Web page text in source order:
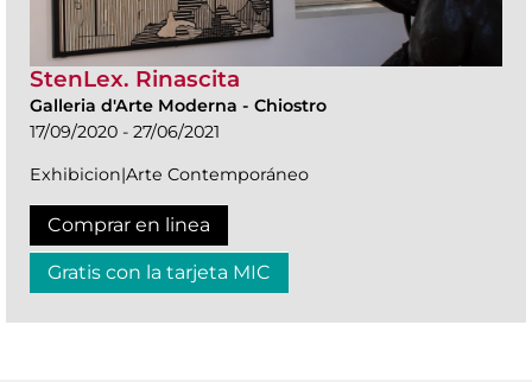
StenLex. Rinascita
Galleria d'Arte Moderna - Chiostro
17/09/2020 - 27/06/2021
Exhibicion|Arte Contemporáneo
Comprar en linea
Gratis con la tarjeta MIC